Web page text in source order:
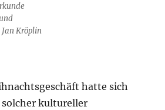
Kröplin
hatte sich
solcher kultureller